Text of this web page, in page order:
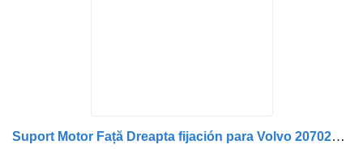
Suport Motor Față Dreapta fijación para Volvo 20702467 5010615936 camión